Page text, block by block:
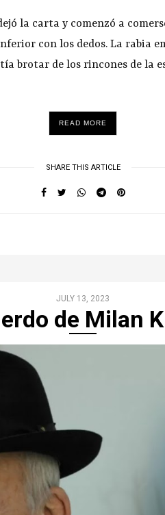
la carta y comenzó a
con los dedos. La rabia
brotar de los rincones de la
READ MORE
SHARE THIS ARTICLE
JULY 13, 2023
de Milan